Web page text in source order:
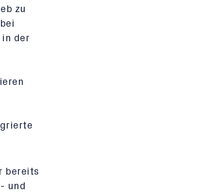
zu
in der
bereits
und